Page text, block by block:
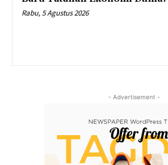
Rabu, 5 Agustus 2026
- Advertisement -